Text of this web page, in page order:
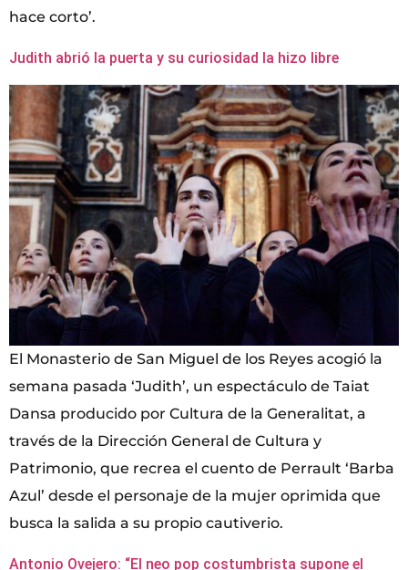
hace corto’.
Judith abrió la puerta y su curiosidad la hizo libre
El Monasterio de San Miguel de los Reyes acogió la
semana pasada ‘Judith’, un espectáculo de Taiat
Dansa producido por Cultura de la Generalitat, a
través de la Dirección General de Cultura y
Patrimonio, que recrea el cuento de Perrault ‘Barba
Azul’ desde el personaje de la mujer oprimida que
busca la salida a su propio cautiverio.
Antonio Ovejero: “El neo pop costumbrista supone el